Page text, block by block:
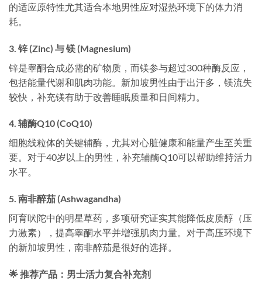
的适应原特性尤其适合本地男性应对湿热环境下的体力消
耗。
3. 锌 (Zinc) 与 镁 (Magnesium)
锌是睾酮合成必需的矿物质，而镁参与超过300种酶反应，
包括能量代谢和肌肉功能。新加坡男性由于出汗多，镁流失
较快，补充镁有助于改善睡眠质量和日间精力。
4. 辅酶Q10 (CoQ10)
细胞线粒体的关键辅酶，尤其对心脏健康和能量产生至关重
要。对于40岁以上的男性，补充辅酶Q10可以帮助维持活力
水平。
5. 南非醉茄 (Ashwagandha)
阿育吠陀中的明星草药，多项研究证实其能降低皮质醇（压
力激素），提高睾酮水平并增强肌肉力量。对于高压环境下
的新加坡男性，南非醉茄是很好的选择。
🌟 推荐产品：男士活力复合补充剂